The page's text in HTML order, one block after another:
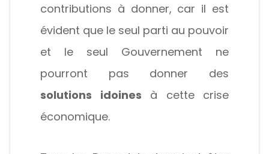
contributions à donner, car il est
évident que le seul parti au pouvoir
et le seul Gouvernement ne
pourront pas donner des
solutions idoines à cette crise
économique.